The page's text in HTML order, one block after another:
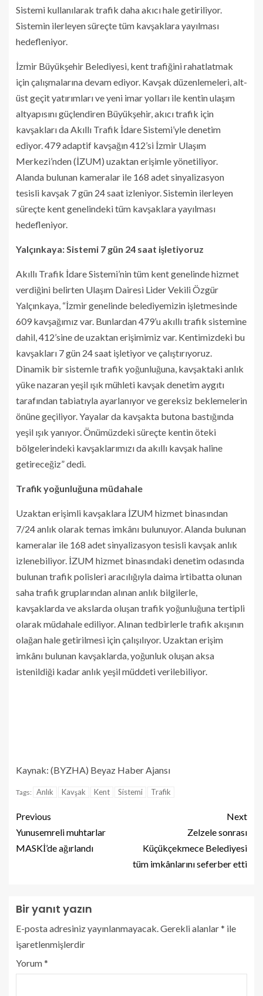
Sistemi kullanılarak trafik daha akıcı hale getiriliyor.
Sistemin ilerleyen süreçte tüm kavşaklara yayılması
hedefleniyor.
İzmir Büyükşehir Belediyesi, kent trafiğini rahatlatmak
için çalışmalarına devam ediyor. Kavşak düzenlemeleri, alt-
üst geçit yatırımları ve yeni imar yolları ile kentin ulaşım
altyapısını güçlendiren Büyükşehir, akıcı trafik için
kavşakları da Akıllı Trafik İdare Sistemi’yle denetim
ediyor. 479 adaptif kavşağın 412’si İzmir Ulaşım
Merkezi’nden (İZUM) uzaktan erişimle yönetiliyor.
Alanda bulunan kameralar ile 168 adet sinyalizasyon
tesisli kavşak 7 gün 24 saat izleniyor. Sistemin ilerleyen
süreçte kent genelindeki tüm kavşaklara yayılması
hedefleniyor.
Yalçınkaya: Sistemi 7 gün 24 saat işletiyoruz
Akıllı Trafik İdare Sistemi’nin tüm kent genelinde hizmet
verdiğini belirten Ulaşım Dairesi Lider Vekili Özgür
Yalçınkaya, “İzmir genelinde belediyemizin işletmesinde
609 kavşağımız var. Bunlardan 479’u akıllı trafik sistemine
dahil, 412’sine de uzaktan erişimimiz var. Kentimizdeki bu
kavşakları 7 gün 24 saat işletiyor ve çalıştırıyoruz.
Dinamik bir sistemle trafik yoğunluğuna, kavşaktaki anlık
yüke nazaran yeşil ışık mühleti kavşak denetim aygıtı
tarafından tabiatıyla ayarlanıyor ve gereksiz beklemelerin
önüne geçiliyor. Yayalar da kavşakta butona bastığında
yeşil ışık yanıyor. Önümüzdeki süreçte kentin öteki
bölgelerindeki kavşaklarımızı da akıllı kavşak haline
getireceğiz” dedi.
Trafik yoğunluğuna müdahale
Uzaktan erişimli kavşaklara İZUM hizmet binasından
7/24 anlık olarak temas imkânı bulunuyor. Alanda bulunan
kameralar ile 168 adet sinyalizasyon tesisli kavşak anlık
izlenebiliyor. İZUM hizmet binasındaki denetim odasında
bulunan trafik polisleri aracılığıyla daima irtibatta olunan
saha trafik gruplarından alınan anlık bilgilerle,
kavşaklarda ve akslarda oluşan trafik yoğunluğuna tertipli
olarak müdahale ediliyor. Alınan tedbirlerle trafik akışının
olağan hale getirilmesi için çalışılıyor. Uzaktan erişim
imkânı bulunan kavşaklarda, yoğunluk oluşan aksa
istenildiği kadar anlık yeşil müddeti verilebiliyor.
Kaynak: (BYZHA) Beyaz Haber Ajansı
Tags: Anlık Kavşak Kent Sistemi Trafik
Previous
Yunusemreli muhtarlar
MASKİ’de ağırlandı
Next
Zelzele sonrası
Küçükçekmece Belediyesi
tüm imkânlarını seferber etti
Bir yanıt yazın
E-posta adresiniz yayınlanmayacak. Gerekli alanlar* ile
işaretlenmişlerdir
Yorum*